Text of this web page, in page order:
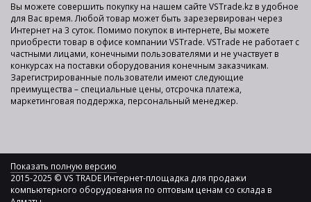
Вы можете совершить покупку на нашем сайте VSTrade.kz в удобное
для Вас время. Любой товар может быть зарезервирован через
Интернет на 3 суток. Помимо покупок в интернете, Вы можете
приобрести товар в офисе компании VSTrade. VSTrade не работает с
частными лицами, конечными пользователями и не участвует в
конкурсах на поставки оборудования конечным заказчикам.
Зарегистрированные пользователи имеют следующие
преимущества – специальные цены, отсрочка платежа,
маркетинговая поддержка, персональный менеджер.
Показать полную версию
2015-2025 © VS TRADE Интернет-площадка для продажи
компьютерного оборудования по оптовым ценам со склада в